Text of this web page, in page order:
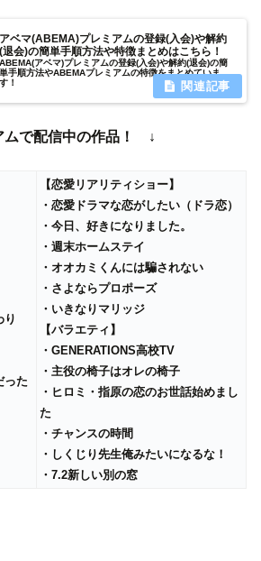
アベマ(ABEMA)プレミアムの登録(入会)や解約
(退会)の簡単手順方法や特徴まとめはこちら！
ABEMA(アベマ)プレミアムの登録(入会)や解約(退会)の簡
単手順方法やABEMAプレミアムの特徴をまとめていま
す！
で配信中の作品！ ↓
り
った
【恋愛リアリティショー】
・恋愛ドラマな恋がしたい（ドラ恋）
・今日、好きになりました。
・週末ホームステイ
・オオカミくんには騙されない
・さよならプロポーズ
・いきなりマリッジ
【バラエティ】
・GENERATIONS高校TV
・主役の椅子はオレの椅子
・ヒロミ・指原の恋のお世話始めまし
た
・チャンスの時間
・しくじり先生俺みたいになるな！
・7.2新しい別の窓